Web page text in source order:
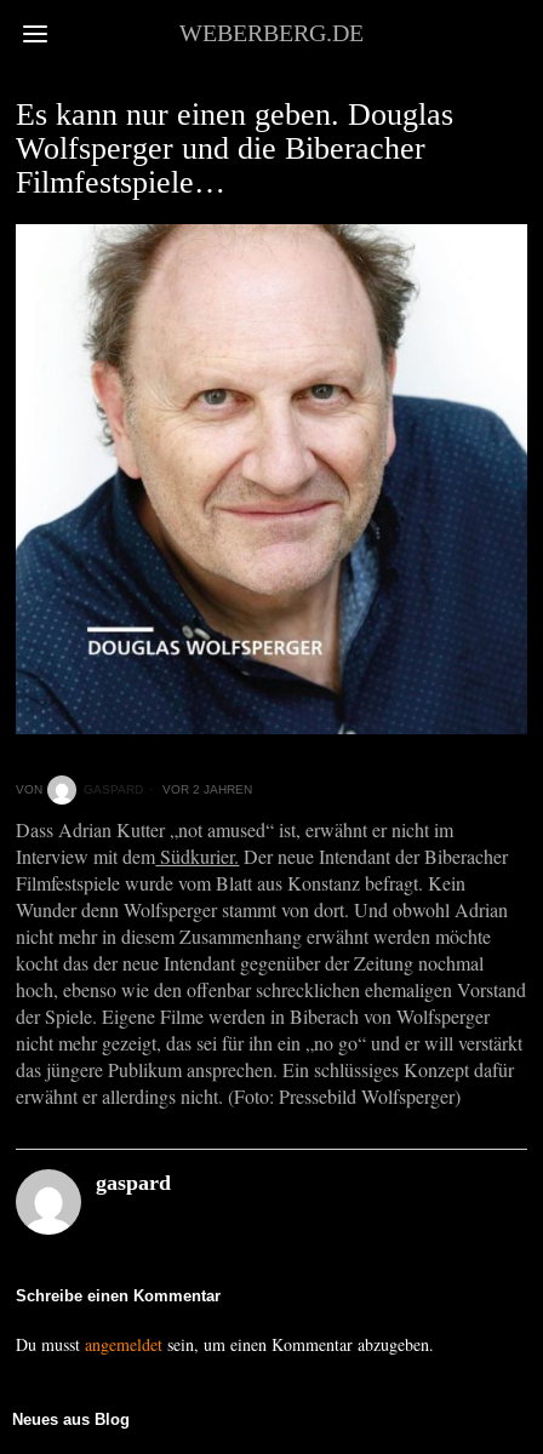
WEBERBERG.DE
Es kann nur einen geben. Douglas
Wolfsperger und die Biberacher
Filmfestspiele…
VON GASPARD VOR 2 JAHREN
Dass Adrian Kutter „not amused“ ist, erwähnt er nicht im
Interview mit demSüdkurier. Der neue Intendant der Biberacher
Filmfestspiele wurde vom Blatt aus Konstanz befragt. Kein
Wunder denn Wolfsperger stammt von dort. Und obwohl Adrian
nicht mehr in diesem Zusammenhang erwähnt werden möchte
kocht das der neue Intendant gegenüber der Zeitung nochmal
hoch, ebenso wie den offenbar schrecklichen ehemaligen Vorstand
der Spiele. Eigene Filme werden in Biberach von Wolfsperger
nicht mehr gezeigt, das sei für ihn ein „no go“ und er will verstärkt
das jüngere Publikum ansprechen. Ein schlüssiges Konzept dafür
erwähnt er allerdings nicht. (Foto: Pressebild Wolfsperger)
gaspard
Schreibe einen Kommentar
Du musstangemeldet sein, um einen Kommentar abzugeben.
Neues aus Blog